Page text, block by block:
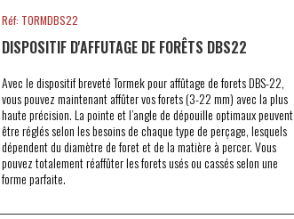
Réf: TORMDBS22
DISPOSITIF D'AFFUTAGE DE FORÊTS DBS22
Avec le dispositif breveté Tormek pour affûtage de forets DBS-22,
vous pouvez maintenant affûter vos forets (3-22 mm) avec la plus
haute précision. La pointe et l’angle de dépouille optimaux peuvent
être réglés selon les besoins de chaque type de perçage, lesquels
dépendent du diamètre de foret et de la matière à percer. Vous
pouvez totalement réaffûter les forets usés ou cassés selon une
forme parfaite.